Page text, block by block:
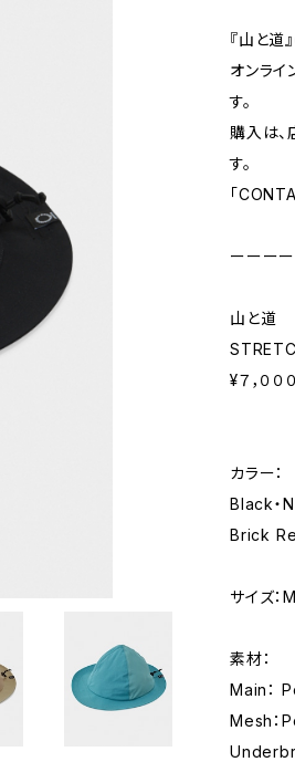
『山と道
オンライ
す。
購入は
す。
「
ーーー
山と道
¥７，００
カラー：
Black・
Brick
サイズ：
素材：
Main：
Mesh：